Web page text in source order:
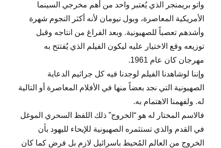
واتو بريمنجر الذي يُعتبر واحد من أهم مخرجي السينما
الأمريكية المعاصرة، وبول نيومان لأنه أكثر النجوم شهرة
وأشدهم تعصباً للصهيونية. وبعد الفراغ من انتاجه وقبل
توزيعه وقع الاختيار عليه ليكون الفيلم الذي يُفتتح به
مهرجان كان عام 1961.
وإننا لوشاهدنا الفيلم لوجدنا فيه كل جراثيم الدعاية
الصهيونية التي نجد بعضاً منها في الأفلام المعاصرة أو التالية
له. ولفهمنا الاهتمام به.
فالاسم المختار له هو “الخروج” ذلك اللفظ السحري الموغل
في القدم والذي تستثمره الصهيونية للإيحاء لليهود بأن
الخروج من العالم المُحيط باسرائيل لازم بل فرض كما كان